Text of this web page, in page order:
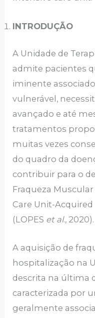
INTRODUÇÃO
A Unidade de
admite pacientes
iminente
vulnerável,
avançado e até
tratamentos
muitas vezes
do quadro da
contribuir para o
Fraqueza
Care Unit-Acquired
(LOPES et al., 2020).
A aquisição de
hospitalização na
descrita na última
caracterizada por
geralmente